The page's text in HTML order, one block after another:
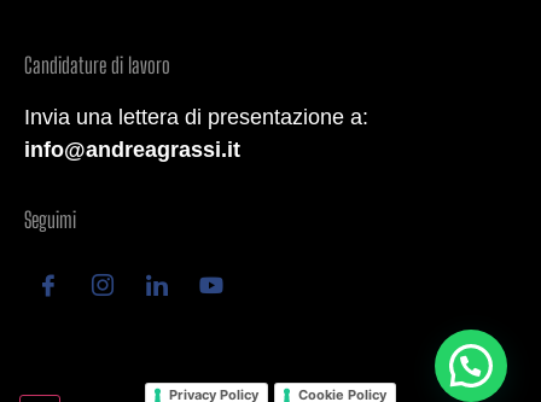
Candidature di lavoro
Invia una lettera di presentazione a:
info@andreagrassi.it
Seguimi
Privacy Policy Cookie Policy